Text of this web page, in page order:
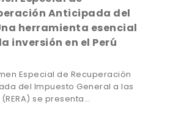
Anticipada del
herramienta esencial
inversión en el Perú
Especial de Recuperación
del Impuesto General a las
se presenta…